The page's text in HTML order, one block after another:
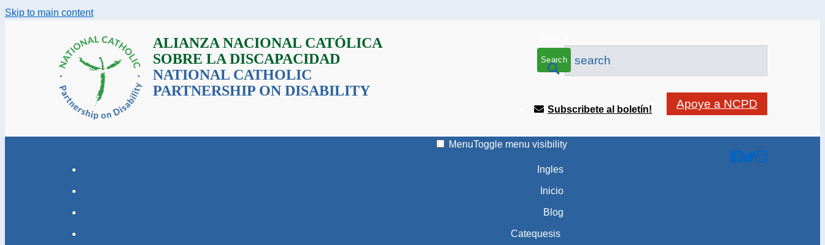
Skip to main content
ALIANZA NACIONAL CATÓLICA
SOBRE LA DISCAPACIDAD
NATIONAL CATHOLIC
PARTNERSHIP ON DISABILITY
Apoye a NCPD
Subscribete al boletín!
MenuToggle menu visibility
Ingles
Inicio
Blog
Catequesis